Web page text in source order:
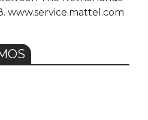
www.service.mattel.com